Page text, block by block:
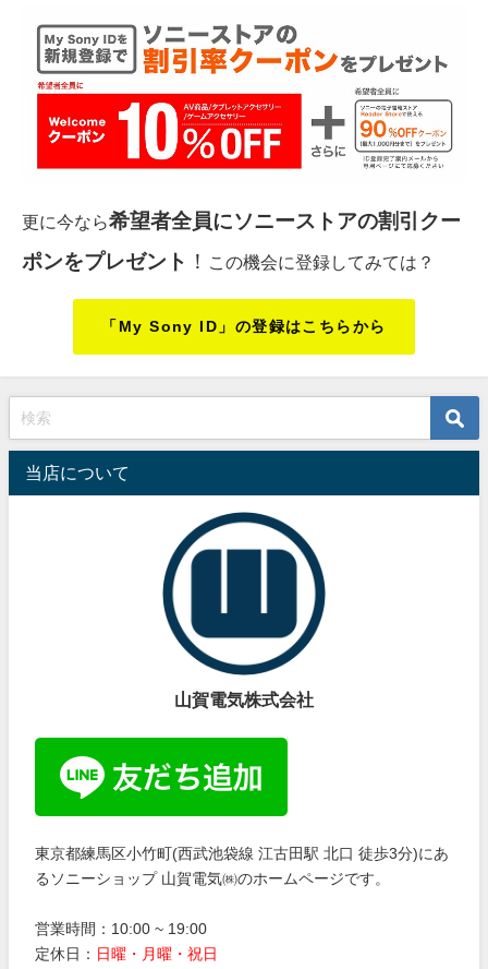
更に今なら希望者全員にソニーストアの割引クー
ポンをプレゼント ！ この機会に登録してみては？
「My Sony ID」の登録はこちらから
当店について
山賀電気株式会社
東京都練馬区小竹町(西武池袋線 江古田駅 北口 徒歩3分)にあ
るソニーショップ 山賀電気㈱のホームページです。
営業時間：10:00 ~ 19:00
定休日： 日曜・月曜・祝日